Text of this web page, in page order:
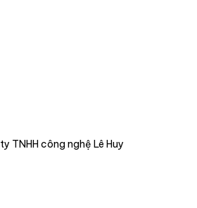
TNHH công nghệ Lê Huy